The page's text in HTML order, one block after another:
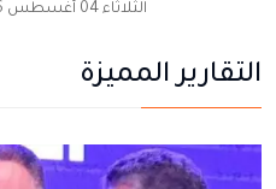
الثلاثاء 04 أغسطس 2026
التقارير المميزة